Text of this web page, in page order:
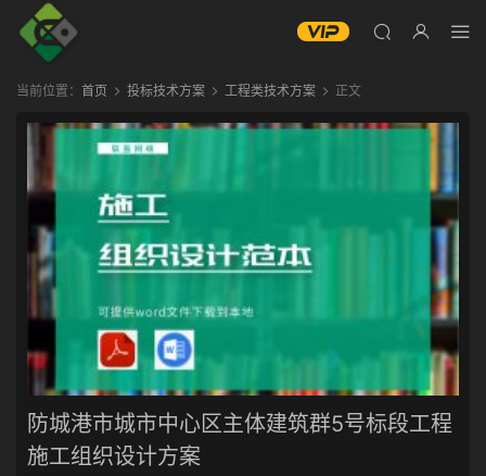
当前位置： 首页 投标技术方案 工程类技术方案 正文
防城港市城市中心区主体建筑群5号标段工程
施工组织设计方案